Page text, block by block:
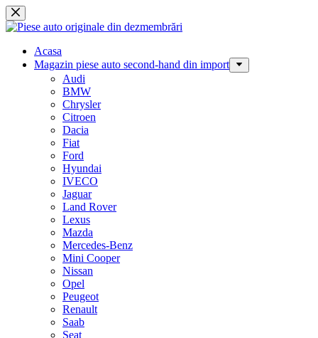
Sari
la
Acasa
Magazin piese auto second-hand din import
Audi
BMW
Chrysler
Citroen
Dacia
Fiat
Ford
Hyundai
IVECO
Jaguar
Land Rover
Lexus
Mazda
Mercedes-Benz
Mini Cooper
Nissan
Opel
Peugeot
Renault
Saab
Seat